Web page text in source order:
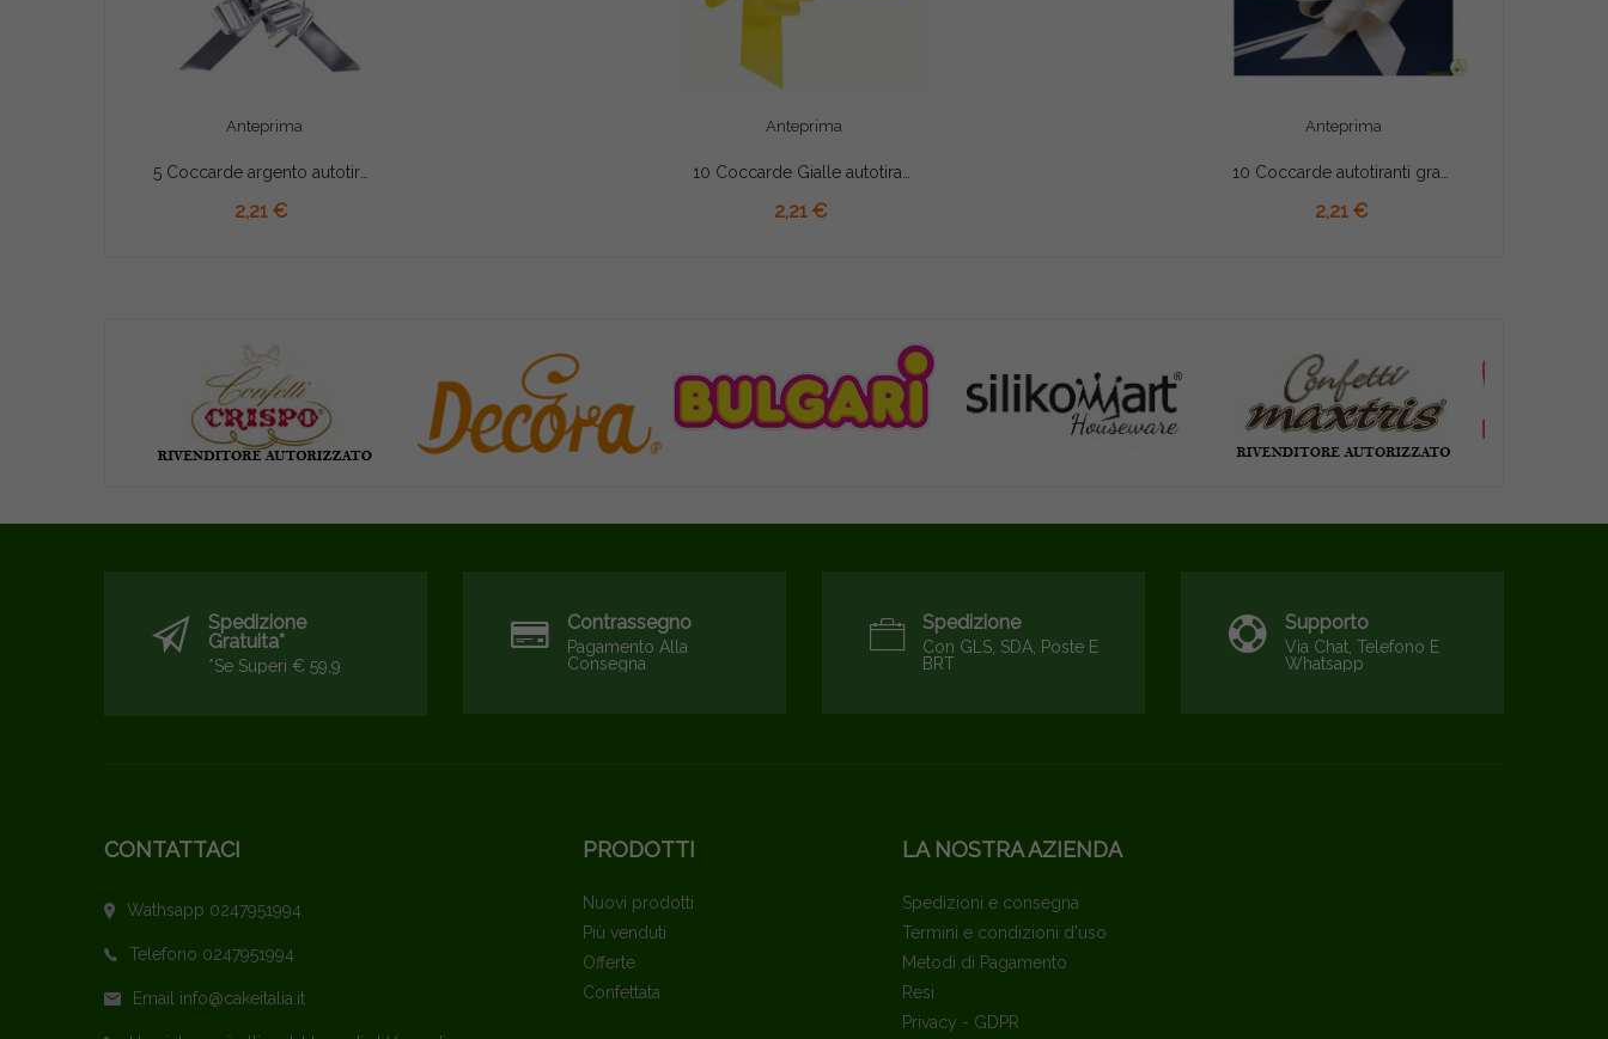
Anteprima
2,21 €
AGGIUNGI AL CARRELLO
Anteprima
2,21 €
Anteprima
2,21 €
Spedizione
Gratuita*
*se Superi € 59,9
Contrassegno
Pagamento Alla
Consegna
Spedizione
Con GLS, SDA, Poste E
BRT
Supporto
Via Chat, Telefono E
Whatsapp
CONTATTACI
Wathsapp 0247951994
Telefono 0247951994
Email info@cakeitalia.it
PRODOTTI
Nuovi prodotti
Più venduti
Offerte
Confettata
LA NOSTRA AZIENDA
Spedizioni e consegna
Termini e condizioni d'uso
Metodi di Pagamento
Resi
Privacy - GDPR